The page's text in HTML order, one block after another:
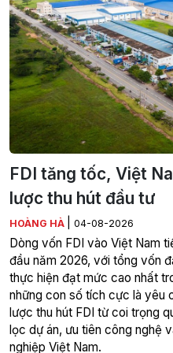
FDI tăng tốc, Việt
lược thu hút đầu tư
HOÀNG HÀ 04-08-2026
Dòng vốn FDI vào Việt Nam
đầu năm 2026, với tổng vốn
thực hiện đạt mức cao nhất
những con số tích cực là yêu
lược thu hút FDI từ coi trọng
lọc dự án, ưu tiên công nghệ
nghiệp Việt Nam.